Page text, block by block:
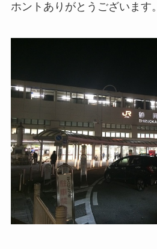
ホントありがとうございます。